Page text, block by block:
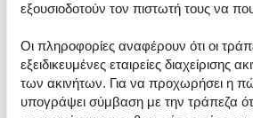
εξουσιοδοτούν τον πιστωτή τους να
Οι πληροφορίες αναφέρουν ότι οι
εξειδικευμένες εταιρείες
των ακινήτων. Για να προχωρήσει η
υπογράψει σύμβαση με την τράπεζα